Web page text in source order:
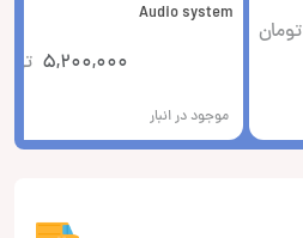
تومان
Audio system
5,200,000
موجود در انبار